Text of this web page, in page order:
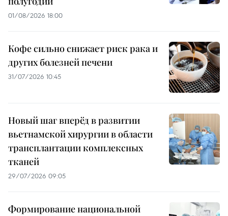
01/08/2026 18:00
Кофе сильно снижает риск рака и
других болезней печени
31/07/2026 10:45
Новый шаг вперёд в развитии
вьетнамской хирургии в области
трансплантации комплексных
тканей
29/07/2026 09:05
Формирование национальной